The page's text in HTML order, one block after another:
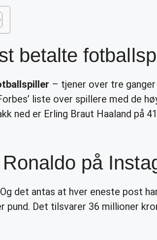
betalte
– tjener over tre ganger
liste over spillere med de
ned er Erling Braut Haaland på
på
det antas at hver eneste post
pund. Det tilsvarer 36 millioner